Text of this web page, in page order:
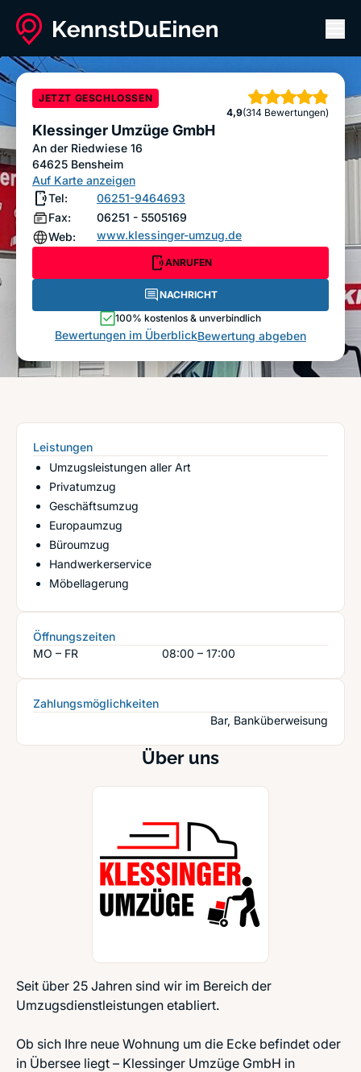
Klessinger Umzüge GmbH
ANRUFEN NACHRICHT
Bewertung abgeben
JETZT GESCHLOSSEN
4,9
Sterne(314 Bewertungen)
Klessinger Umzüge GmbH
An der Riedwiese 16
64625 Bensheim
Auf Karte anzeigen
Tel:
06251-9464693
Fax:
06251 - 5505169
Web:
www.klessinger-umzug.de
ANRUFEN
NACHRICHT
100% kostenlos & unverbindlich
Bewertungen im ÜberblickBewertung abgeben
Über uns
Seit über 25 Jahren sind wir im Bereich der
Umzugsdienstleistungen etabliert.
Ob sich Ihre neue Wohnung um die Ecke befindet oder
in Übersee liegt – Klessinger Umzüge GmbH in
Leistungen
Umzugsleistungen aller Art
Privatumzug
Geschäftsumzug
Europaumzug
Büroumzug
Handwerkerservice
Möbellagerung
Öffnungszeiten
MO – FR
08:00 – 17:00
Zahlungsmöglichkeiten
Bar, Banküberweisung